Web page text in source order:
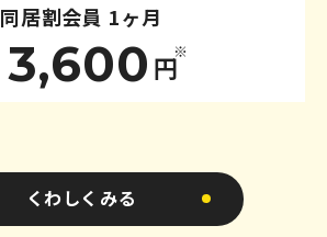
同居割会員 1ヶ月
3,600 円※
くわしくみる